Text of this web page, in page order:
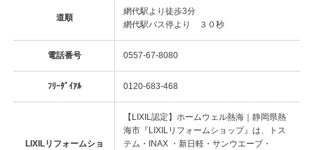
道順
網代駅より徒歩3分
網代駅バス停より ３０秒
電話番号 0557-67-8080
ﾌﾘｰﾀﾞｲｱﾙ 0120-683-468
LIXILリフォームショ
【LIXIL認定】ホームウェル熱海｜静岡県熱
海市『LIXILリフォームショップ』は、トス
テム・INAX ・新日軽・サンウエーブ・